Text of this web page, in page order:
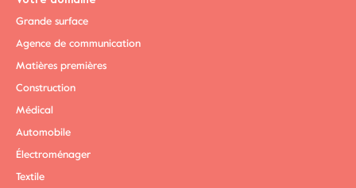
Grande surface
Agence de communication
Matières premières
Construction
Médical
Automobile
Électroménager
Textile